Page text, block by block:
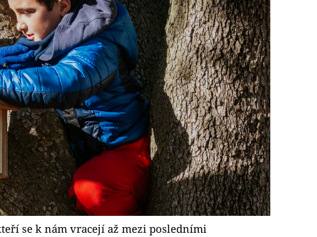
se k nám vracejí až mezi posledními